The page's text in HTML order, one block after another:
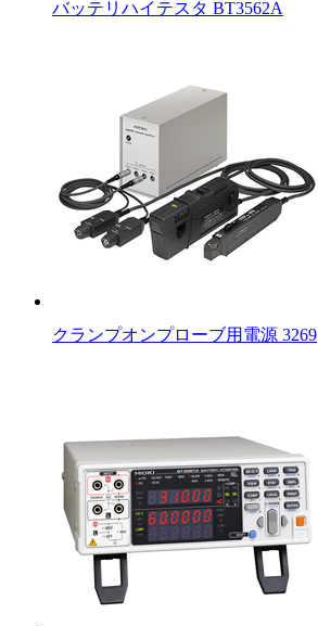
バッテリハイテスタ BT3562A
クランプオンプローブ用電源 3269